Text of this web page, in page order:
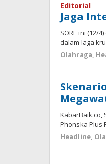
Editorial
Jaga
SORE ini (12/
dalam laga
Olahraga,
KabarBaik.co,
Phonska Plus
Headline,